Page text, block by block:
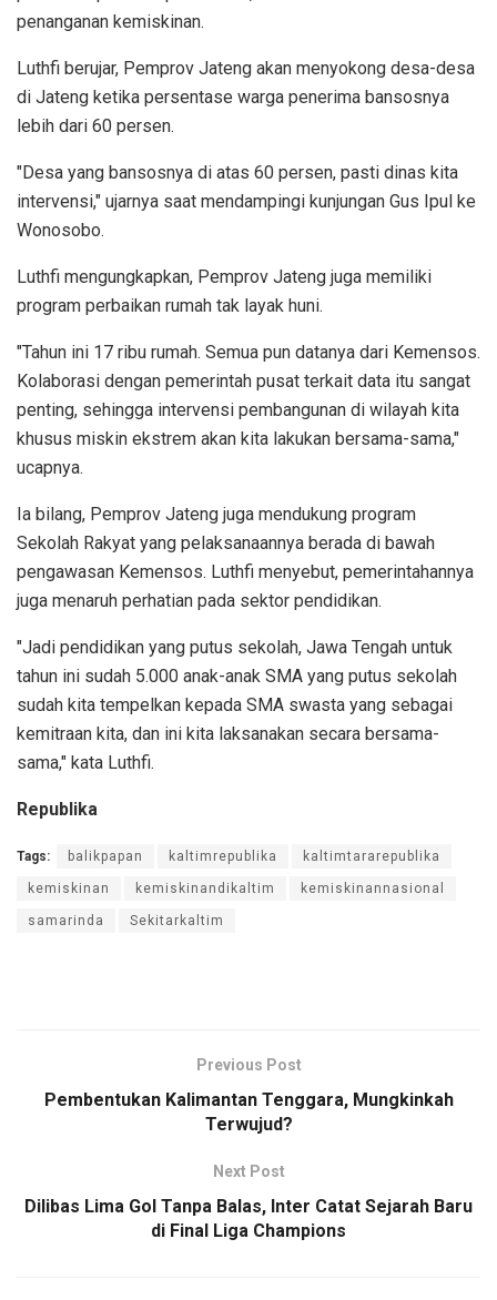
penanganan kemiskinan.
Luthfi berujar, Pemprov Jateng akan menyokong desa-desa
di Jateng ketika persentase warga penerima bansosnya
lebih dari 60 persen.
"Desa yang bansosnya di atas 60 persen, pasti dinas kita
intervensi," ujarnya saat mendampingi kunjungan Gus Ipul ke
Wonosobo.
Luthfi mengungkapkan, Pemprov Jateng juga memiliki
program perbaikan rumah tak layak huni.
"Tahun ini 17 ribu rumah. Semua pun datanya dari Kemensos.
Kolaborasi dengan pemerintah pusat terkait data itu sangat
penting, sehingga intervensi pembangunan di wilayah kita
khusus miskin ekstrem akan kita lakukan bersama-sama,"
ucapnya.
Ia bilang, Pemprov Jateng juga mendukung program
Sekolah Rakyat yang pelaksanaannya berada di bawah
pengawasan Kemensos. Luthfi menyebut, pemerintahannya
juga menaruh perhatian pada sektor pendidikan.
"Jadi pendidikan yang putus sekolah, Jawa Tengah untuk
tahun ini sudah 5.000 anak-anak SMA yang putus sekolah
sudah kita tempelkan kepada SMA swasta yang sebagai
kemitraan kita, dan ini kita laksanakan secara bersama-
sama," kata Luthfi.
Republika
Tags: balikpapan kaltimrepublika kaltimtararepublika
kemiskinan kemiskinandikaltim kemiskinannasional
samarinda Sekitarkaltim
Previous Post
Pembentukan Kalimantan Tenggara, Mungkinkah
Terwujud?
Next Post
Dilibas Lima Gol Tanpa Balas, Inter Catat Sejarah Baru
di Final Liga Champions